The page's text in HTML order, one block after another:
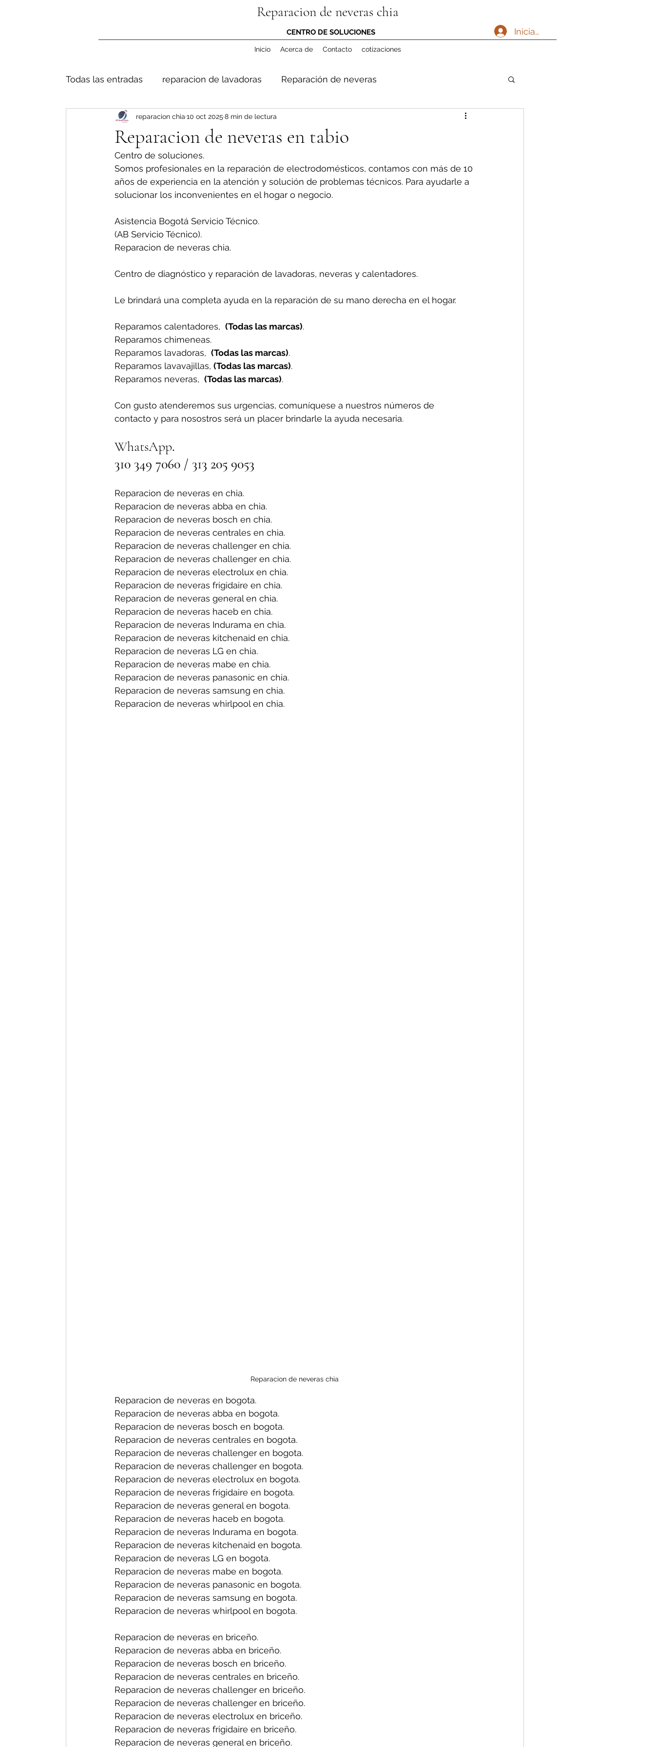
Reparacion de neveras chia
CENTRO DE SOLUCIONES Iniciar sesión
Inicio Acerca de Contacto cotizaciones
Todas las entradas reparacion de lavadoras Reparación de neveras
Reparacion de neveras en tabio
reparacion chia 10 oct 2025 8 min de lectura
Centro de soluciones.
Somos profesionales en la reparación de electrodomésticos, contamos con más de 10
años de experiencia en la atención y solución de problemas técnicos. Para ayudarle a
solucionar los inconvenientes en el hogar o negocio.
Asistencia Bogotá Servicio Técnico.
(AB Servicio Técnico).
Reparacion de neveras chia.
Centro de diagnóstico y reparación de lavadoras, neveras y calentadores.
Le brindará una completa ayuda en la reparación de su mano derecha en el hogar.
Reparamos calentadores, (Todas las marcas).
Reparamos chimeneas.
Reparamos lavadoras, (Todas las marcas).
Reparamos lavavajillas, (Todas las marcas).
Reparamos neveras, (Todas las marcas).
Con gusto atenderemos sus urgencias, comuníquese a nuestros números de
contacto y para nosostros será un placer brindarle la ayuda necesaria.
WhatsApp.
310 349 7060 / 313 205 9053
Reparacion de neveras en chia.
Reparacion de neveras abba en chia.
Reparacion de neveras bosch en chia.
Reparacion de neveras centrales en chia.
Reparacion de neveras challenger en chia.
Reparacion de neveras challenger en chia.
Reparacion de neveras electrolux en chia.
Reparacion de neveras frigidaire en chia.
Reparacion de neveras general en chia.
Reparacion de neveras haceb en chia.
Reparacion de neveras Indurama en chia.
Reparacion de neveras kitchenaid en chia.
Reparacion de neveras LG en chia.
Reparacion de neveras mabe en chia.
Reparacion de neveras panasonic en chia.
Reparacion de neveras samsung en chia.
Reparacion de neveras whirlpool en chia.
Reparacion de neveras chia
Reparacion de neveras en bogota.
Reparacion de neveras abba en bogota.
Reparacion de neveras bosch en bogota.
Reparacion de neveras centrales en bogota.
Reparacion de neveras challenger en bogota.
Reparacion de neveras challenger en bogota.
Reparacion de neveras electrolux en bogota.
Reparacion de neveras frigidaire en bogota.
Reparacion de neveras general en bogota.
Reparacion de neveras haceb en bogota.
Reparacion de neveras Indurama en bogota.
Reparacion de neveras kitchenaid en bogota.
Reparacion de neveras LG en bogota.
Reparacion de neveras mabe en bogota.
Reparacion de neveras panasonic en bogota.
Reparacion de neveras samsung en bogota.
Reparacion de neveras whirlpool en bogota.
Reparacion de neveras en briceño.
Reparacion de neveras abba en briceño.
Reparacion de neveras bosch en briceño.
Reparacion de neveras centrales en briceño.
Reparacion de neveras challenger en briceño.
Reparacion de neveras challenger en briceño.
Reparacion de neveras electrolux en briceño.
Reparacion de neveras frigidaire en briceño.
Reparacion de neveras general en briceño.